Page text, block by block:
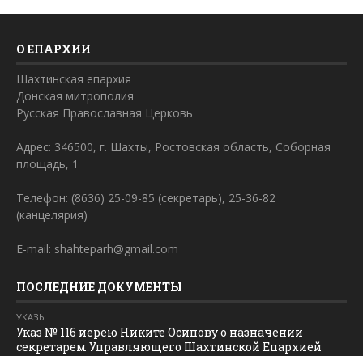
О ЕПАРХИИ
Шахтинская епархия
Донская митрополия
Русская Православная Церковь
Адрес: 346500, г. Шахты, Ростовская область, Соборная
площадь, 1
Телефон: (8636) 25-09-85 (секретарь), 25-36-82
(канцелярия)
E-mail: shahteparh@gmail.com
ПОСЛЕДНИЕ ДОКУМЕНТЫ
УКАЗЫ
Указ № 116 иерею Никите Осипову о назначении
секретарем Управляющего Шахтинской Епархией